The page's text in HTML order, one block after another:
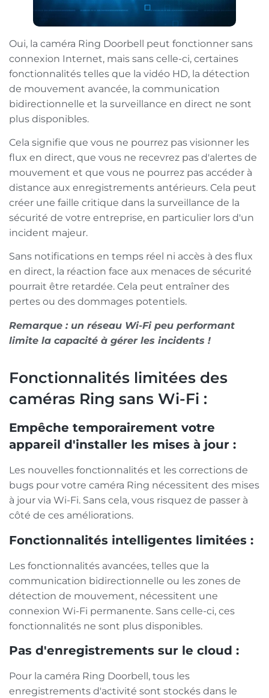
Oui, la caméra Ring Doorbell peut fonctionner sans
connexion Internet, mais sans celle-ci, certaines
fonctionnalités telles que la vidéo HD, la détection
de mouvement avancée, la communication
bidirectionnelle et la surveillance en direct ne sont
plus disponibles.
Cela signifie que vous ne pourrez pas visionner les
flux en direct, que vous ne recevrez pas d'alertes de
mouvement et que vous ne pourrez pas accéder à
distance aux enregistrements antérieurs. Cela peut
créer une faille critique dans la surveillance de la
sécurité de votre entreprise, en particulier lors d'un
incident majeur.
Sans notifications en temps réel ni accès à des flux
en direct, la réaction face aux menaces de sécurité
pourrait être retardée. Cela peut entraîner des
pertes ou des dommages potentiels.
Remarque : un réseau Wi-Fi peu performant
limite la capacité à gérer les incidents !
Fonctionnalités limitées des
caméras Ring sans Wi-Fi :
Empêche temporairement votre
appareil d'installer les mises à jour :
Les nouvelles fonctionnalités et les corrections de
bugs pour votre caméra Ring nécessitent des mises
à jour via Wi-Fi. Sans cela, vous risquez de passer à
côté de ces améliorations.
Fonctionnalités intelligentes limitées :
Les fonctionnalités avancées, telles que la
communication bidirectionnelle ou les zones de
détection de mouvement, nécessitent une
connexion Wi-Fi permanente. Sans celle-ci, ces
fonctionnalités ne sont plus disponibles.
Pas d'enregistrements sur le cloud :
Pour la caméra Ring Doorbell, tous les
enregistrements d'activité sont stockés dans le